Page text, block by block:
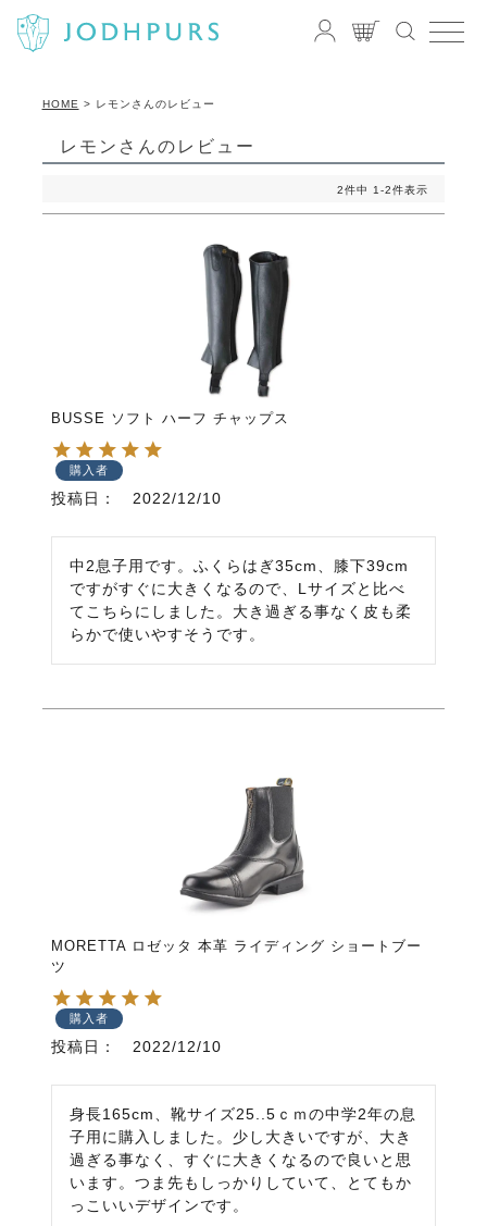
HOME レモンさんのレビュー
レモンさんのレビュー
2件中 1-2件表示
BUSSE ソフト ハーフ チャップス
購入者
投稿日 2022/12/10
中2息子用です。ふくらはぎ35cm、膝下39cm
ですがすぐに大きくなるので、Lサイズと比べ
てこちらにしました。大き過ぎる事なく皮も柔
らかで使いやすそうです。
MORETTA ロゼッタ 本革 ライディング ショートブー
ツ
購入者
投稿日 2022/12/10
身長165cm、靴サイズ25..5ｃｍの中学2年の息
子用に購入しました。少し大きいですが、大き
過ぎる事なく、すぐに大きくなるので良いと思
います。つま先もしっかりしていて、とてもか
っこいいデザインです。